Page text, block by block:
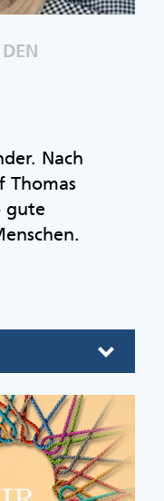
Nach
Thomas
gute